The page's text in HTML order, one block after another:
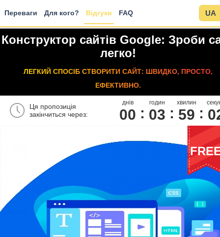
Переваги Для кого? Відгуки FAQ UA
Конструктор сайтів Google: Зроби
легко!
ЛЕГКИЙ СПОСІБ СТВОРИТИ САЙТ: ШВИДКО, ПРОСТО,
ЕФЕКТИВНО.
Ця пропозиція
закінчиться через:
днів
00
годин
03
хвилин
59 0